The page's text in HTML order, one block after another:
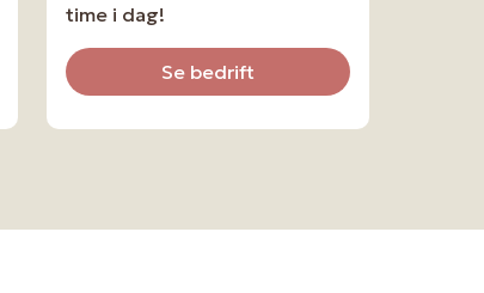
time i dag!
Se bedrift